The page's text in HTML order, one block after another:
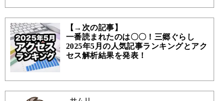
【→次の記事】
一番読まれたのは〇〇！三郷ぐらし
2025年5月の人気記事ランキングとアク
セス解析結果を発表！